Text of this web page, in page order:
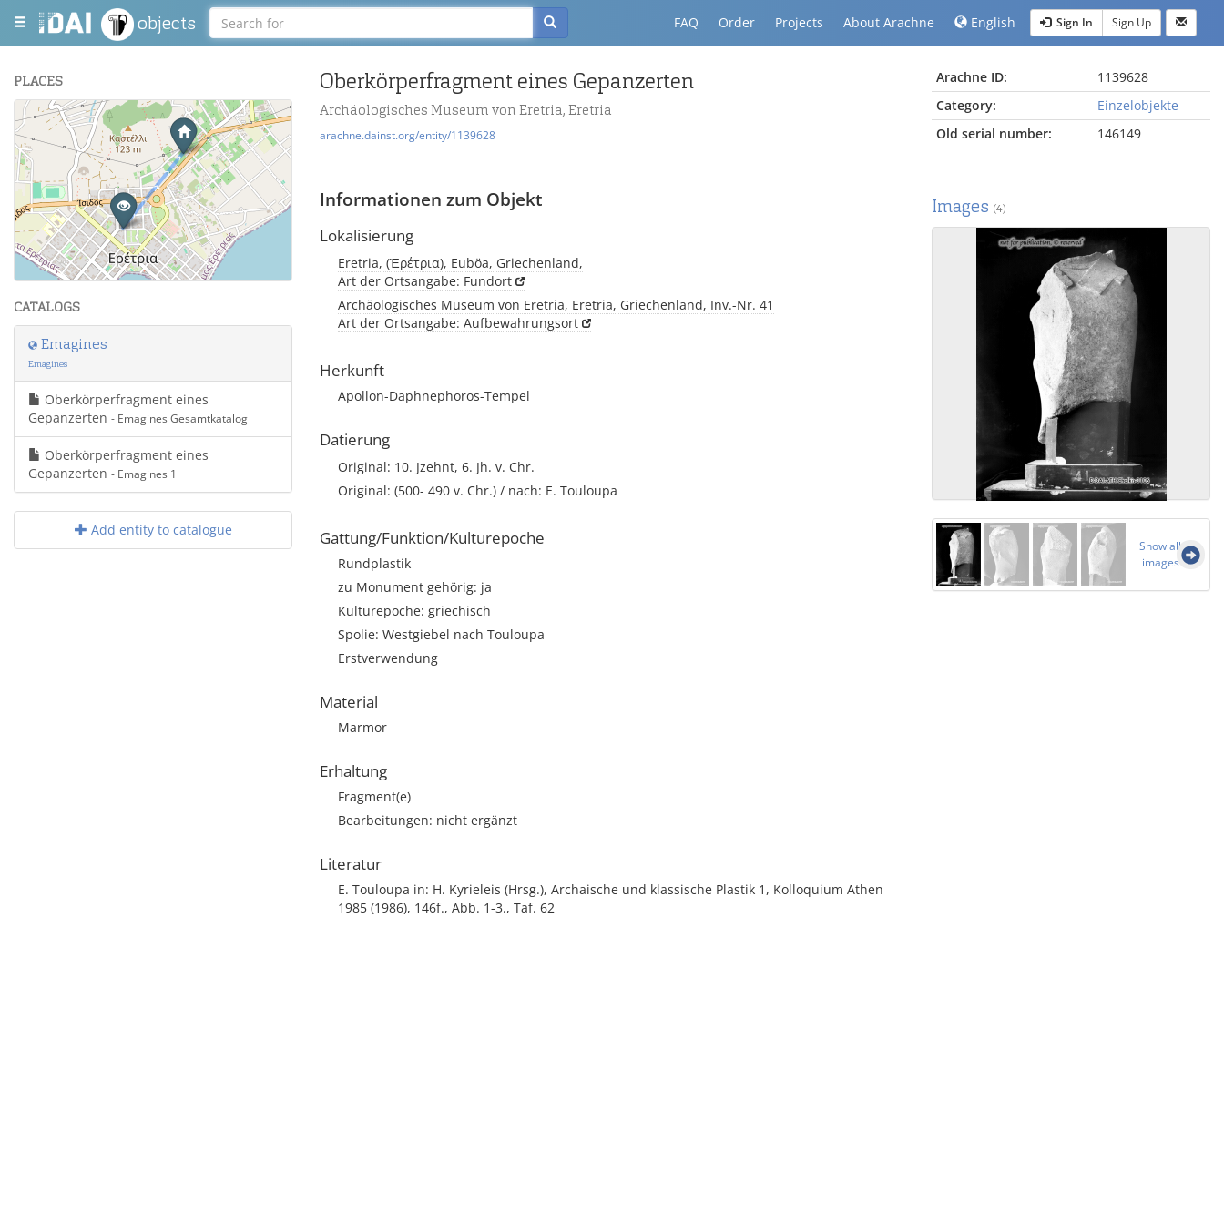
objects FAQ Order Projects About Arachne English Sign In Sign Up
PLACES
+
Leaflet| Maps and Data ©OpenStreetMap
CATALOGS
Emagines
Emagines
Oberkörperfragment eines
Gepanzerten - Emagines Gesamtkatalog
Oberkörperfragment eines
Gepanzerten - Emagines 1
Add entity to catalogue
Oberkörperfragment eines Gepanzerten
Archäologisches Museum von Eretria, Eretria
arachne.dainst.org/entity/1139628
Arachne ID:
1139628
Category:
Einzelobjekte
Old serial number:
146149
Informationen zum Objekt
Lokalisierung
Eretria, (Ἐρέτρια), Euböa, Griechenland,
Art der Ortsangabe: Fundort
Archäologisches Museum von Eretria, Eretria, Griechenland, Inv.-Nr. 41
Art der Ortsangabe: Aufbewahrungsort
Herkunft
Apollon-Daphnephoros-Tempel
Datierung
Original: 10. Jzehnt, 6. Jh. v. Chr.
Original: (500- 490 v. Chr.) / nach: E. Touloupa
Gattung/Funktion/Kulturepoche
Rundplastik
zu Monument gehörig: ja
Kulturepoche: griechisch
Spolie: Westgiebel nach Touloupa
Erstverwendung
Material
Marmor
Erhaltung
Fragment(e)
Bearbeitungen: nicht ergänzt
Literatur
E. Touloupa in: H. Kyrieleis (Hrsg.), Archaische und klassische Plastik 1, Kolloquium Athen
1985 (1986), 146f., Abb. 1-3., Taf. 62
Images (4)
Show all
images